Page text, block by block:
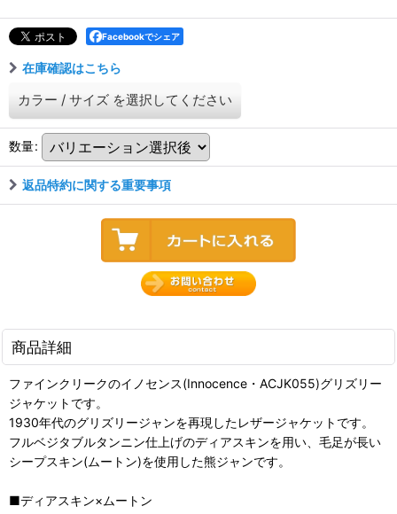
Facebookでシェア
在庫確認はこちら
カラー / サイズ を選択してください
数量:
返品特約に関する重要事項
商品詳細
ファインクリークのイノセンス(Innocence・ACJK055)グリズリー
ジャケットです。
1930年代のグリズリージャンを再現したレザージャケットです。
フルベジタブルタンニン仕上げのディアスキンを用い、毛足が長い
シープスキン(ムートン)を使用した熊ジャンです。
■ディアスキン×ムートン